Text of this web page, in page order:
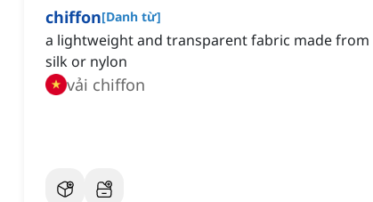
chiffon[Danh từ]
a lightweight and transparent fabric made from
silk or nylon
vải chiffon